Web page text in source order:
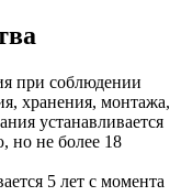
при соблюдении
хранения, монтажа,
устанавливается
но не более 18
5 лет с момента